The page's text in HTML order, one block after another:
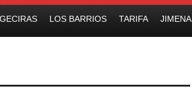
LOS BARRIOS TARIFA JIMENA